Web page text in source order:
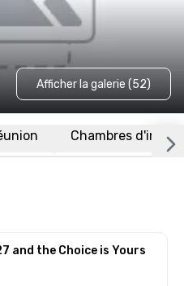
Afficher la galerie (52)
Chambres
and the Choice is Yours